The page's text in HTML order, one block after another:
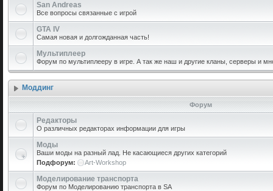
San Andreas
Все вопросы связанные с игрой
GTA IV
Самая новая и долгожданная часть!
Мультиплеер
Форум по мультиплееру в игре. А так же наш и другие кланы, серверы и
Моддинг
Форум
Редакторы
О различных редакторах информации для игры
Моды
Ваши моды на разный лад. Не касающиеся других категорий
Подфорум:
Art-Workshop
Моделирование транспорта
Форум по Моделированию транспорта в SA